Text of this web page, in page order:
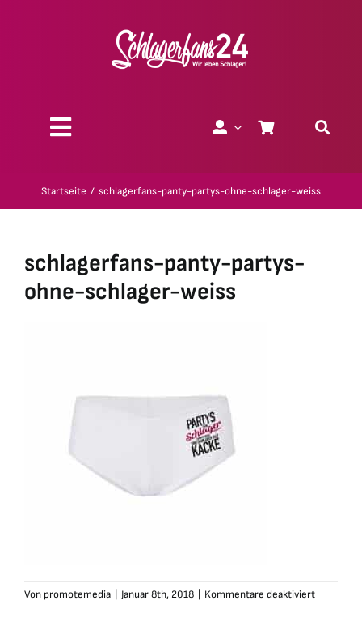
Toggle
Geschenk-Gutscheine
Startseite schlagerfans-panty-partys-ohne-schlager-weiss
schlagerfans-panty-partys-
ohne-schlager-weiss
Von promotemedia Januar 8th, 2018 Kommentare deaktiviertfür